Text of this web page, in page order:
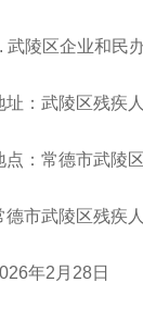
武陵区企业和民
址： 武陵区残疾
点：常德市武陵
德市武陵区残疾
6年2月28日